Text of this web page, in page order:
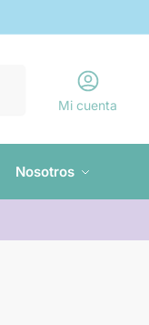
Mi cuenta
Nosotros